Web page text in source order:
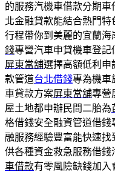
的服務汽機車借款分期車
北金融貸款能結合熱門特
行程帶你到美麗的宜蘭
錢專營汽車申貸機車登
屏東當舖選擇高額低利申
款管道台北借錢專為機車
車貸款方案屏東當舖專營
屋土地都申辦民間二胎為
格借錢安全融資管道借錢
融服務經驗豐富能快速
供各種資金救急服務借
車借款有零風險缺錢加入